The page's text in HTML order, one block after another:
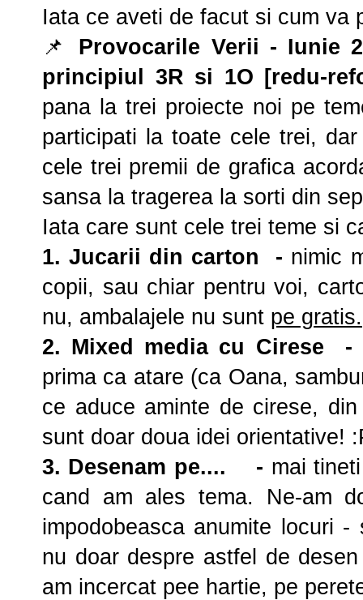
Iata ce aveti de facut si cum va
📌 Provocarile Verii - Iunie
principiul 3R si 1O [redu-
pana la trei proiecte noi pe
participati la toate cele trei,
cele trei premii de grafica
sansa la tragerea la sorti din
Iata care sunt cele trei teme si
1.Jucarii din carton - nimic
copii, sau chiar pentru voi,
nu, ambalajele nu sunt pe gratis.
2. Mixed media cu Cirese -
prima ca atare (ca Oana,
ce aduce aminte de cirese,
sunt doar doua idei orientative!
3. Desenam pe.... - mai
cand am ales tema. Ne-am
impodobeasca anumite locuri
nu doar despre astfel de
am incercat pee hartie, pe